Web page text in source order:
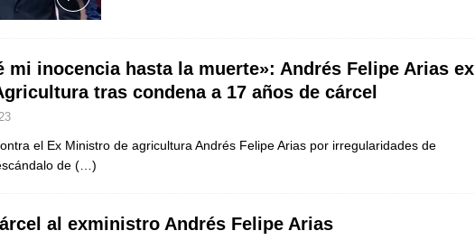
bajo la lupa a nuevo proveedor vinculado al entramado empresarial
Espriella en la Arena USC LO ÚLTIMO
mi inocencia hasta la muerte»: Andrés Felipe Arias ex
tras condena a 17 años de cárcel
el Ex Ministro de agricultura Andrés Felipe Arias por irregularidades de
de (…)
al exministro Andrés Felipe Arias